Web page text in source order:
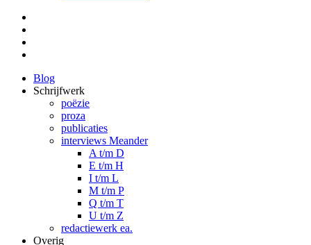
Blog
Schrijfwerk
poëzie
proza
publicaties
interviews Meander
A t/m D
E t/m H
I t/m L
M t/m P
Q t/m T
U t/m Z
redactiewerk ea.
Overig